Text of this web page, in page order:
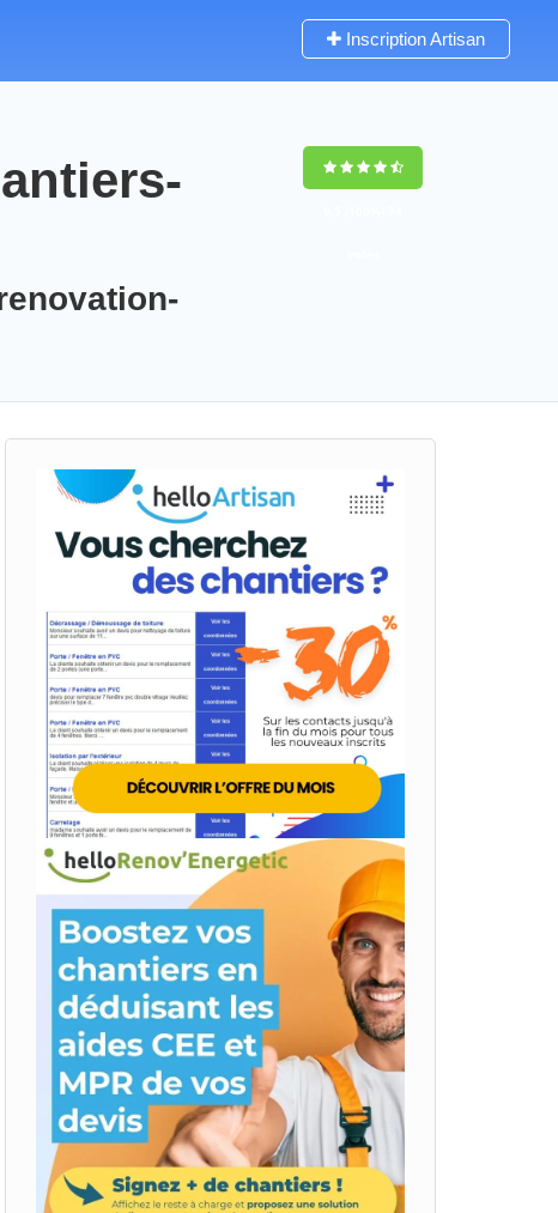
Inscription Artisan